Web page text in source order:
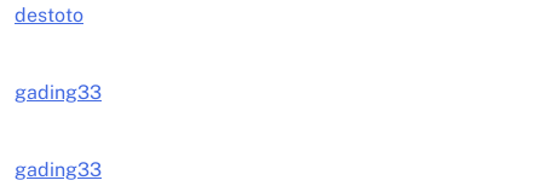
destoto
gading33
gading33